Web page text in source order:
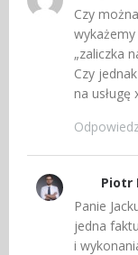
Czy
wykażemy
„zaliczka
Czy
na usługę
Piotr
Panie
jedna
i